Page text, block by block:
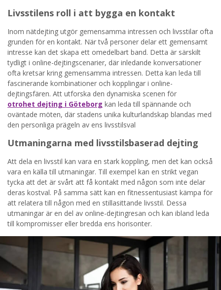
Livsstilens roll i att bygga en kontakt
Inom nätdejting utgör gemensamma intressen och livsstilar ofta
grunden för en kontakt. När två personer delar ett gemensamt
intresse kan det skapa ett omedelbart band. Detta är särskilt
tydligt i online-dejtingscenarier, där inledande konversationer
ofta kretsar kring gemensamma intressen. Detta kan leda till
fascinerande kombinationer och kopplingar i online-
dejtingsfären. Att utforska den dynamiska scenen för
otrohet dejting i Göteborg kan leda till spännande och
oväntade möten, där stadens unika kulturlandskap blandas med
den personliga prägeln av ens livsstilsval
Utmaningarna med livsstilsbaserad dejting
Att dela en livsstil kan vara en stark koppling, men det kan också
vara en källa till utmaningar. Till exempel kan en strikt vegan
tycka att det är svårt att få kontakt med någon som inte delar
deras kostval. På samma sätt kan en fitnessentusiast kämpa för
att relatera till någon med en stillasittande livsstil. Dessa
utmaningar är en del av online-dejtingresan och kan ibland leda
till kompromisser eller bredda ens horisonter.